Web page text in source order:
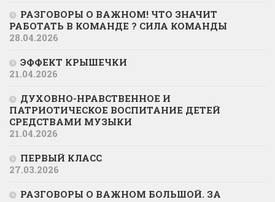
РАЗГОВОРЫ О ВАЖНОМ! ЧТО ЗНАЧИТ
РАБОТАТЬ В КОМАНДЕ ? СИЛА КОМАНДЫ
28.04.2026
ЭФФЕКТ КРЫШЕЧКИ
21.04.2026
ДУХОВНО-НРАВСТВЕННОЕ И
ПАТРИОТИЧЕСКОЕ ВОСПИТАНИЕ ДЕТЕЙ
СРЕДСТВАМИ МУЗЫКИ
21.04.2026
ПЕРВЫЙ КЛАСС
27.03.2026
РАЗГОВОРЫ О ВАЖНОМ БОЛЬШОЙ. ЗА